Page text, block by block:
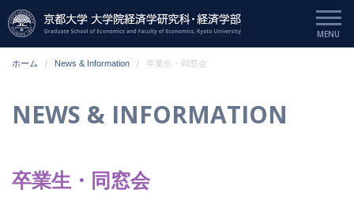
ホーム News & Information 卒業生・同窓会
NEWS & INFORMATION
卒業生・同窓会